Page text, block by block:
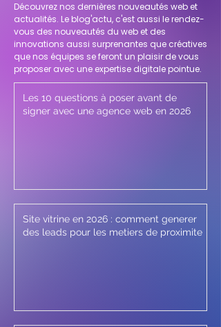
Découvrez nos dernières nouveautés web et
actualités. Le blog'actu, c'est aussi le rendez-
vous des nouveautés du web et des
innovations aussi surprenantes que créatives
que nos équipes se feront un plaisir de vous
proposer avec une expertise digitale pointue.
Les 10 questions à poser avant de
signer avec une agence web en 2026
Site vitrine en 2026 : comment generer
des leads pour les metiers de proximite